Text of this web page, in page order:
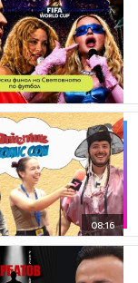
08:16